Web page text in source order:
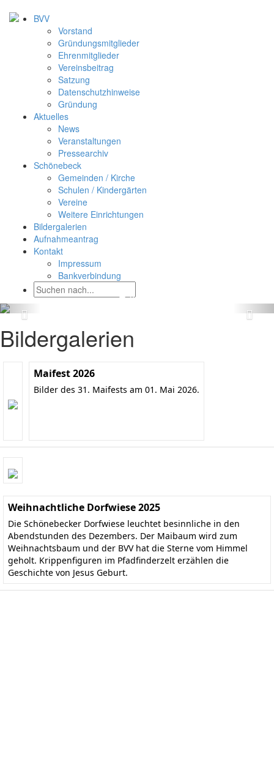
BVV
Vorstand
Gründungsmitglieder
Ehrenmitglieder
Vereinsbeitrag
Satzung
Datenschutzhinweise
Gründung
Aktuelles
News
Veranstaltungen
Pressearchiv
Schönebeck
Gemeinden / Kirche
Schulen / Kindergärten
Vereine
Weitere Einrichtungen
Bildergalerien
Aufnahmeantrag
Kontakt
Impressum
Bankverbindung
Bildergalerien
Maifest 2026
Bilder des 31. Maifests am 01. Mai 2026.
Weihnachtliche Dorfwiese 2025
Die Schönebecker Dorfwiese leuchtet besinnliche in den
Abendstunden des Dezembers. Der Maibaum wird zum
Weihnachtsbaum und der BVV hat die Sterne vom Himmel
geholt. Krippenfiguren im Pfadfinderzelt erzählen die
Geschichte von Jesus Geburt.